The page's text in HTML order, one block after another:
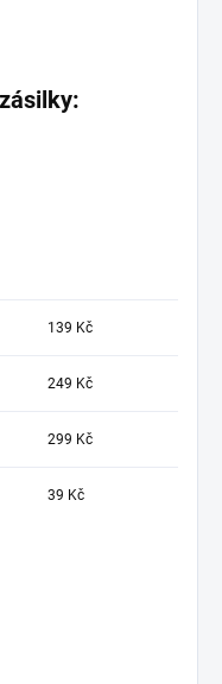
139 Kč
249 Kč
299 Kč
39 Kč